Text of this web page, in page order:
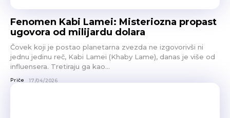
Fenomen Kabi Lamei: Misteriozna propast
ugovora od milijardu dolara
Čovek koji je postao planetarna zvezda ne izgovorivši ni
jednu jedinu reč, Kabi Lamei (Khaby Lame), danas je više od
influensera. Tretiraju ga kao...
Priče 17/04/2026